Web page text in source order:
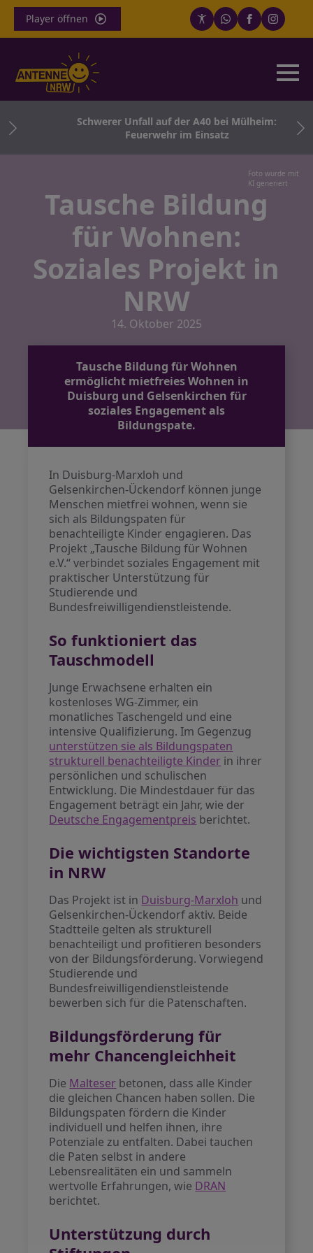
Player öffnen
Schwerer Unfall auf der A40 bei Mülheim:
Feuerwehr im Einsatz
Foto wurde mit
KI generiert
Tausche Bildung
für Wohnen:
Soziales Projekt in
NRW
14. Oktober 2025
Tausche Bildung für Wohnen
ermöglicht mietfreies Wohnen in
Duisburg und Gelsenkirchen für
soziales Engagement als
Bildungspate.
In Duisburg-Marxloh und
Gelsenkirchen-Ückendorf können junge
Menschen mietfrei wohnen, wenn sie
sich als Bildungspaten für
benachteiligte Kinder engagieren. Das
Projekt „Tausche Bildung für Wohnen
e.V.“ verbindet soziales Engagement mit
praktischer Unterstützung für
Studierende und
Bundesfreiwilligendienstleistende.
So funktioniert das
Tauschmodell
Junge Erwachsene erhalten ein
kostenloses WG-Zimmer, ein
monatliches Taschengeld und eine
intensive Qualifizierung. Im Gegenzug
unterstützen sie als Bildungspaten
strukturell benachteiligte Kinder in ihrer
persönlichen und schulischen
Entwicklung. Die Mindestdauer für das
Engagement beträgt ein Jahr, wie der
Deutsche Engagementpreis berichtet.
Die wichtigsten Standorte
in NRW
Das Projekt ist in Duisburg-Marxloh und
Gelsenkirchen-Ückendorf aktiv. Beide
Stadtteile gelten als strukturell
benachteiligt und profitieren besonders
von der Bildungsförderung. Vorwiegend
Studierende und
Bundesfreiwilligendienstleistende
bewerben sich für die Patenschaften.
Bildungsförderung für
mehr Chancengleichheit
Die Malteser betonen, dass alle Kinder
die gleichen Chancen haben sollen. Die
Bildungspaten fördern die Kinder
individuell und helfen ihnen, ihre
Potenziale zu entfalten. Dabei tauchen
die Paten selbst in andere
Lebensrealitäten ein und sammeln
wertvolle Erfahrungen, wie DRAN
berichtet.
Unterstützung durch